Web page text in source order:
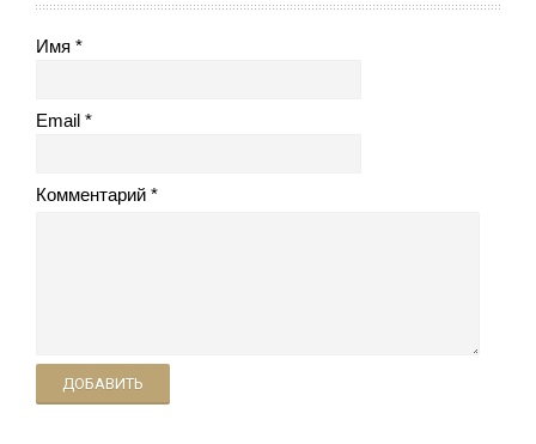
Имя
Email
Комментарий
ДОБАВИТЬ